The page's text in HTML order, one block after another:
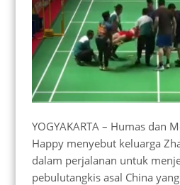
YOGYAKARTA – Humas dan
Happy menyebut keluarga
dalam perjalanan untuk
pebulutangkis asal China